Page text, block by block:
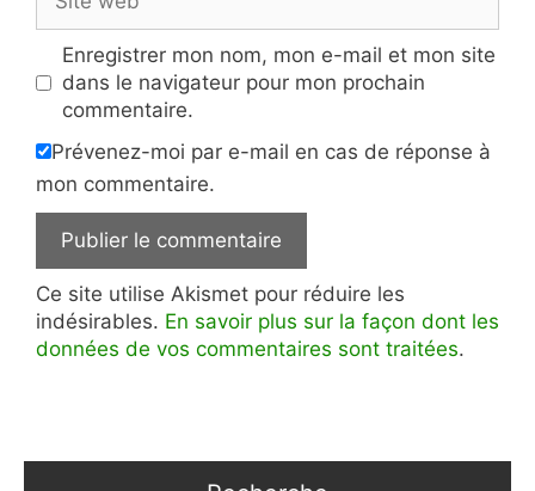
web
Enregistrer mon nom, mon e-mail et mon site
dans le navigateur pour mon prochain
commentaire.
Prévenez-moi par e-mail en cas de réponse à
mon commentaire.
Ce site utilise Akismet pour réduire les
indésirables. En savoir plus sur la façon dont les
données de vos commentaires sont traitées.